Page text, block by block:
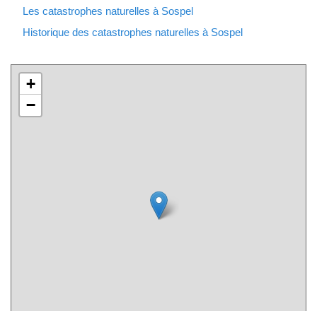
Les catastrophes naturelles à Sospel
Historique des catastrophes naturelles à Sospel
+
−